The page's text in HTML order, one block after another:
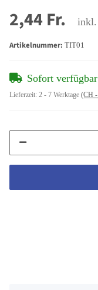
2,44 Fr. inkl.
Artikelnummer: TIT01
Sofort verfügbar
Lieferzeit: 2 - 7 Werktage (CH -